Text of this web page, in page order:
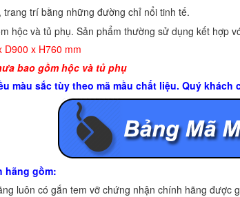
trang trí bằng những đường chỉ nổi tinh tế.
hộc và tủ phụ. Sản phẩm thường sử dụng kết hợp
D900 x H760 mm
bao gồm hộc và tủ phụ
màu sắc tùy theo mã mầu chất liệu. Quý
hãng gồm:
luôn có gắn tem vỡ chứng nhận chính hãng được